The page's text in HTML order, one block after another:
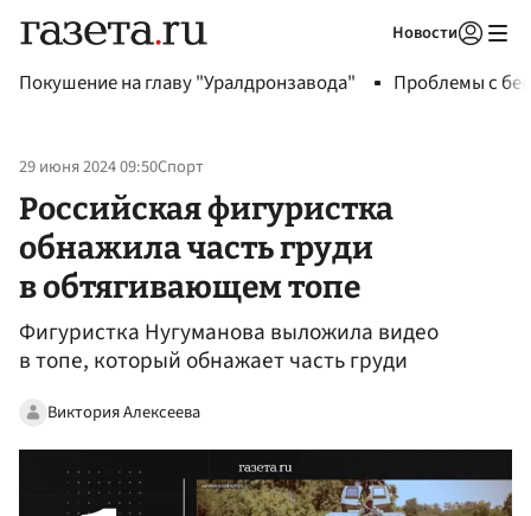
Новости
Покушение на главу "Уралдронзавода" Проблемы с
29 июня 2024 09:50Спорт
Российская фигуристка
обнажила часть груди
в обтягивающем топе
Фигуристка Нугуманова выложила видео
в топе, который обнажает часть груди
Виктория Алексеева